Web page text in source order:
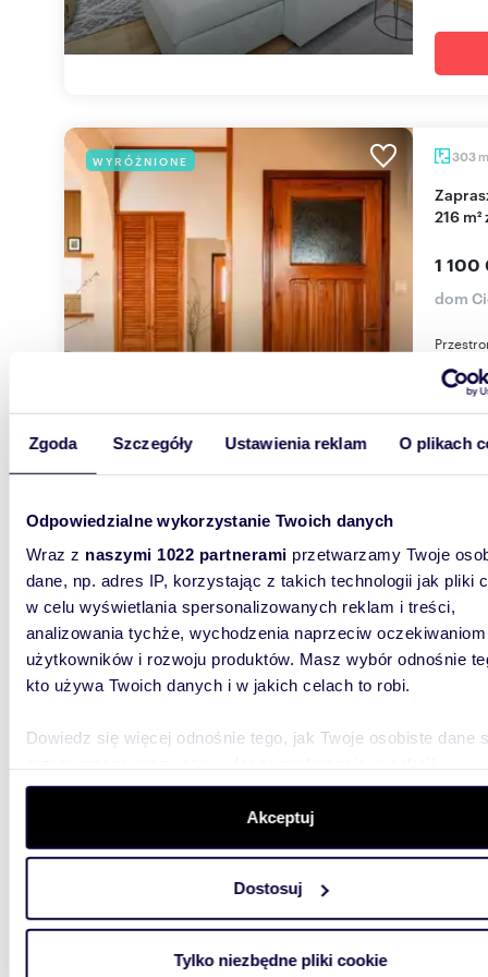
Zgoda Szczegóły Ustawienia reklam O plikach
Odpowiedzialne wykorzystanie Twoich danych
Wraz z naszymi 1022 partnerami przetwarzamy Twoje
dane, np. adres IP, korzystając z takich technologii jak pliki
w celu wyświetlania spersonalizowanych reklam i treści,
analizowania tychże, wychodzenia naprzeciw oczekiwaniom
użytkowników i rozwoju produktów. Masz wybór odnośnie
kto używa Twoich danych i w jakich celach to robi.
Dowiedz się więcej odnośnie tego, jak Twoje osobiste dane
szczegółów. W Deklaracji plików cookie możesz zmienić
wycofać swoją zgodę w dowolnej chwili.
aby oferować funkcje społecznościowe i analizować ruch w
witrynie. Informacje o tym, jak korzystasz z naszej witryny,
analitycznym. Partnerzy mogą połączyć te informacje z
Akceptuj
Dostosuj
Tylko niezbędne pliki cookie
WYRÓŻNIONE 303 m
Zapraszam do obejrzenia przestronnego domu
216
1 100
dom
WYRÓŻNIONE
Nowoczesny dom \"pod klucz\" w Juszkowie -
1 232
WYRÓŻNIONE